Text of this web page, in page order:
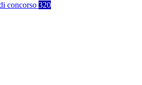
concorso 320